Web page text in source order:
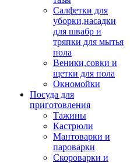
Салфетки для
уборки,насадки
для швабр и
тряпки для мытья
пола
Веники,совки и
щетки для пола
Окномойки
Посуда для
приготовления
Тажины
Кастрюли
Мантоварки и
пароварки
Скороварки и